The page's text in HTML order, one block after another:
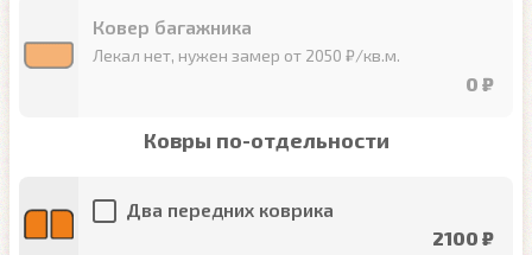
Ковер багажника
Лекал нет, нужен замер от 2050 ₽/кв.м.
0 ₽
Ковры по-отдельности
Два передних коврика
2100 ₽